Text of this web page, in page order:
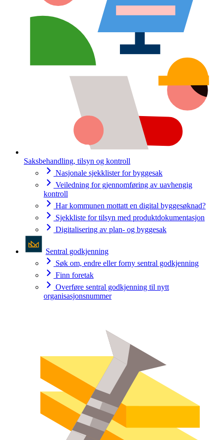
Saksbehandling, tilsyn og kontroll
Nasjonale sjekklister for byggesak
Veiledning for gjennomføring av uavhengig
kontroll
Har kommunen mottatt en digital byggesøknad?
Sjekkliste for tilsyn med produktdokumentasjon
Digitalisering av plan- og byggesak
Sentral godkjenning
Søk om, endre eller forny sentral godkjenning
Finn foretak
Overføre sentral godkjenning til nytt
organisasjonsnummer